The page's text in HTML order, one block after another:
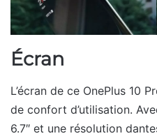
Écran
L’écran de ce OnePlus 10
de confort d’utilisation.
6.7″ et une résolution